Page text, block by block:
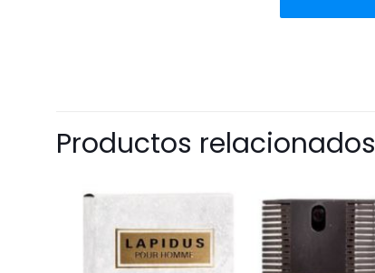
Productos relacionados